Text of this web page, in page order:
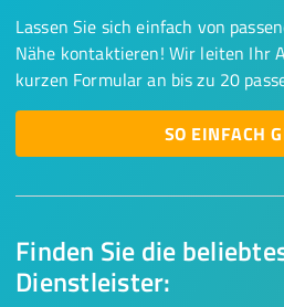
Finden Sie die
Dienstleister:
Lassen Sie sich einfach von
Nähe kontaktieren! Wir leiten Ihr
kurzen Formular an bis zu 20
SO EINFACH